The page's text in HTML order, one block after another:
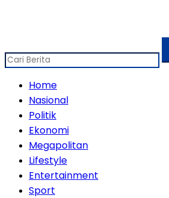
Home
Nasional
Politik
Ekonomi
Megapolitan
Lifestyle
Entertainment
Sport